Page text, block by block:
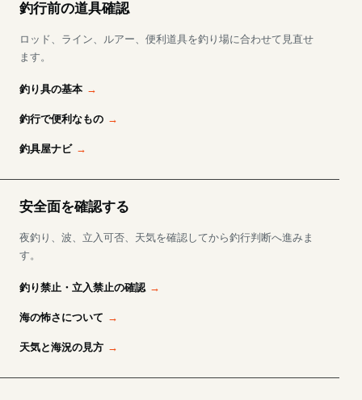
釣行前の道具確認
ロッド、ライン、ルアー、便利道具を釣り場に合わせて見直せ
ます。
釣り具の基本
釣行で便利なもの
釣具屋ナビ
安全面を確認する
夜釣り、波、立入可否、天気を確認してから釣行判断へ進みま
す。
釣り禁止・立入禁止の確認
海の怖さについて
天気と海況の見方